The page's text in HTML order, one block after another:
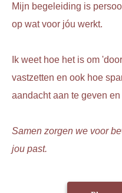
Mijn begeleiding is
op wat voor jóu werkt.
Ik weet hoe het is om
vastzetten en ook hoe
aandacht aan te geven
Samen zorgen we voor
jou past.